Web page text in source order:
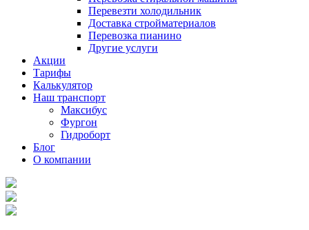
Перевезти холодильник
Доставка стройматериалов
Перевозка пианино
Другие услуги
Акции
Тарифы
Калькулятор
Наш транспорт
Максибус
Фургон
Гидроборт
Блог
О компании